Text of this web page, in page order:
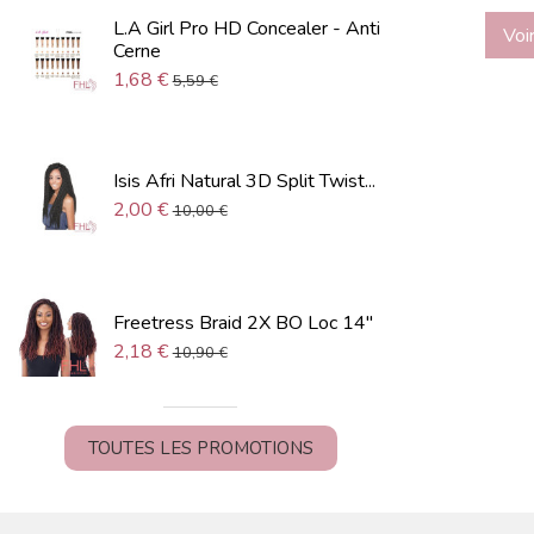
L.A Girl Pro HD Concealer - Anti
Cerne
1,68 € 5,59 €
Isis Afri Natural 3D Split Twist...
2,00 € 10,00 €
Freetress Braid 2X BO Loc 14"
2,18 € 10,90 €
TOUTES LES PROMOTIONS